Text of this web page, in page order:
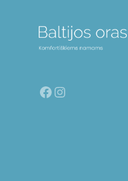
Facebook